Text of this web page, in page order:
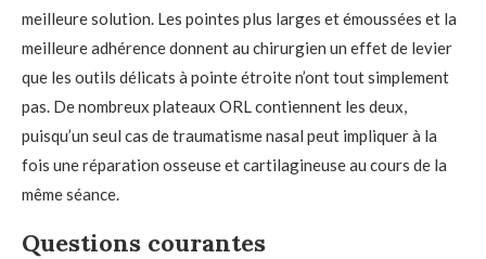
meilleure solution. Les pointes plus larges et émoussées et la
meilleure adhérence donnent au chirurgien un effet de levier
que les outils délicats à pointe étroite n’ont tout simplement
pas. De nombreux plateaux ORL contiennent les deux,
puisqu’un seul cas de traumatisme nasal peut impliquer à la
fois une réparation osseuse et cartilagineuse au cours de la
même séance.
Questions courantes